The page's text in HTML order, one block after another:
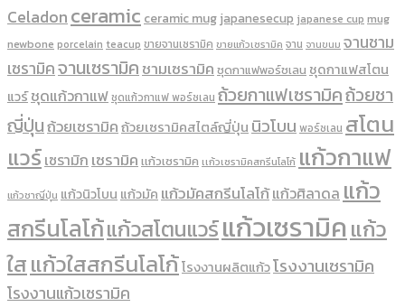
Celadonceramic ceramic mug japanesecup japanese cup mug
newbone porcelain teacup ขายจานเซรามิค ขายแก้วเซรามิค จาน จานขนม จานชาม
เซรามิคจานเซรามิคชามเซรามิคชุดกาแฟพอร์ชเลน ชุดกาแฟสโตน
แวร์ชุดแก้วกาแฟชุดแก้วกาแฟ พอร์ซเลน ถ้วยกาแฟเซรามิคถ้วยชา
ญี่ปุ่นถ้วยเซรามิคถ้วยเซรามิคสไตล์ญี่ปุ่นนิวโบนพอร์ซเลน สโตน
แวร์เซรามิกเซรามิคเเก้วเซรามิค เเก้วเซรามิคสกรีนโลโก้ แก้วกาแฟ
แก้วชาญี่ปุ่น แก้วนิวโบนแก้วมัคแก้วมัคสกรีนโลโก้แก้วศิลาดลแก้ว
สกรีนโลโก้แก้วสโตนแวร์แก้วเซรามิคแก้ว
ใสแก้วใสสกรีนโลโก้โรงงานผลิตแก้วโรงงานเซรามิค
โรงงานแก้วเซรามิค